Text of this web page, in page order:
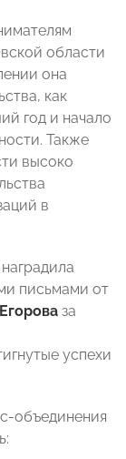
области
она
как
год и начало
Также
высоко
в
письмами от
за
успехи
объединения